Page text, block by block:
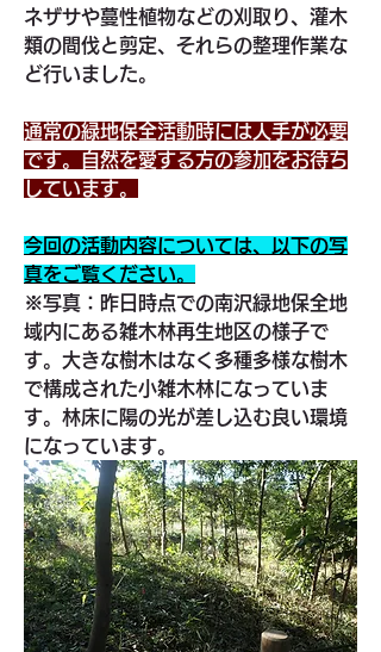
ネザサや蔓性植物などの刈取り、灌木
類の間伐と剪定、それらの整理作業な
ど行いました。
通常の緑地保全活動時には人手が必要
です。自然を愛する方の参加をお待ち
しています。
今回の活動内容については、以下の写
真をご覧ください。
※写真：昨日時点での南沢緑地保全地
域内にある雑木林再生地区の様子で
す。大きな樹木はなく多種多様な樹木
で構成された小雑木林になっていま
す。林床に陽の光が差し込む良い環境
になっています。